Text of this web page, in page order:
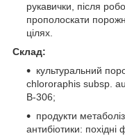
рукавички, після
прополоскати
цілях.
Склад:
культуральний
chlororaphis subsp.
В-306;
продукти
антибіотики: